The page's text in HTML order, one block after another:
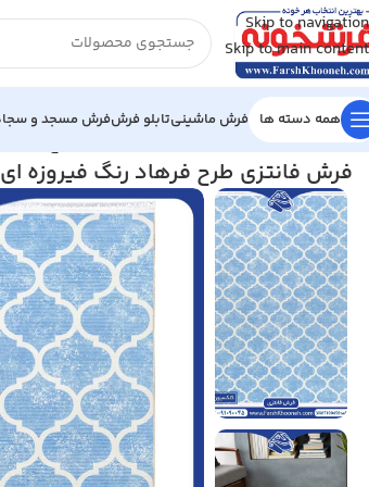
Skip to navigation
Skip to main content
همه دسته ها فرش ماشینیتابلو فرشفرش مسجد و
خانه/فرش مدرن و فانتزی
فرش فانتزی طرح فرهاد رنگ فیروزه ای 1000 شانه کد 1100450